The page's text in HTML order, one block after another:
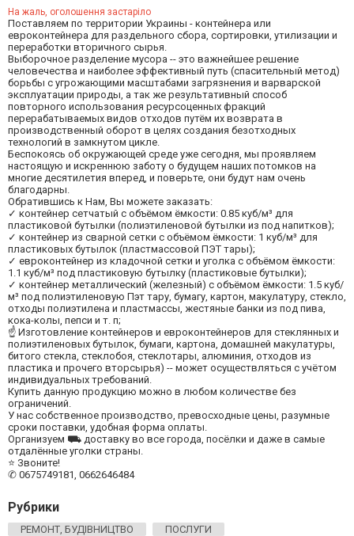
На жаль, оголошення застаріло
Поставляем по территории Украины - контейнера или
евроконтейнера для раздельного сбора, сортировки, утилизации и
переработки вторичного сырья.
Выборочное разделение мусора -- это важнейшее решение
человечества и наиболее эффективный путь (спасительный метод)
борьбы с угрожающими масштабами загрязнения и варварской
эксплуатации природы, а так же результативный способ
повторного использования ресурсоценных фракций
перерабатываемых видов отходов путём их возврата в
производственный оборот в целях создания безотходных
технологий в замкнутом цикле.
Беспокоясь об окружающей среде уже сегодня, мы проявляем
настоящую и искреннюю заботу о будущем наших потомков на
многие десятилетия вперед, и поверьте, они будут нам очень
благодарны.
Обратившись к Нам, Вы можете заказать:
✓ контейнер сетчатый с объёмом ёмкости: 0.85 куб/м³ для
пластиковой бутылки (полиэтиленовой бутылки из под напитков);
✓ контейнер из сварной сетки с объёмом ёмкости: 1 куб/м³ для
пластиковых бутылок (пластмассовой ПЭТ тары);
✓ евроконтейнер из кладочной сетки и уголка с объёмом ёмкости:
1.1 куб/м³ под пластиковую бутылку (пластиковые бутылки);
✓ контейнер металлический (железный) с объёмом ёмкости: 1.5 куб/
м³ под полиэтиленовую Пэт тару, бумагу, картон, макулатуру, стекло,
отходы полиэтилена и пластмассы, жестяные банки из под пива,
кока-колы, пепси и т. п;
☝ Изготовление контейнеров и евроконтейнеров для стеклянных и
полиэтиленовых бутылок, бумаги, картона, домашней макулатуры,
битого стекла, стеклобоя, стеклотары, алюминия, отходов из
пластика и прочего вторсырья) -- может осуществляться с учётом
индивидуальных требований.
Купить данную продукцию можно в любом количестве без
ограничений.
У нас собственное производство, превосходные цены, разумные
сроки поставки, удобная форма оплаты.
Организуем ⛟ доставку во все города, посёлки и даже в самые
отдалённые уголки страны.
⭐ Звоните!
✆ 0675749181, 0662646484
Рубрики
РЕМОНТ, БУДІВНИЦТВО ПОСЛУГИ